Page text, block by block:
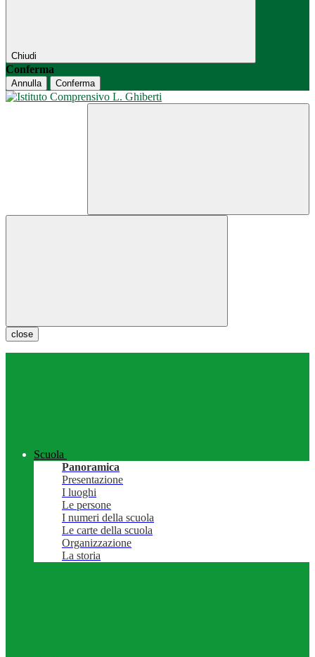
Chiudi
Conferma
Annulla Conferma
close
Scuola
Panoramica
Presentazione
I luoghi
Le persone
I numeri della scuola
Le carte della scuola
Organizzazione
La storia